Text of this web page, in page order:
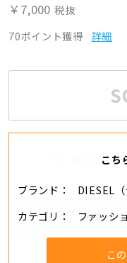
￥7,000 税抜
70ポイント獲得
詳細
こち
ブランド
DIESEL（
カテゴリ
ファッシ
こ
追加する
分割・